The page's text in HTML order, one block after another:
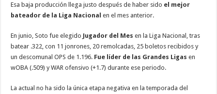
Esa baja producción llega justo después de haber sido el mejor
bateador de la Liga Nacional en el mes anterior.
En junio, Soto fue elegido Jugador del Mesen la Liga Nacional, tras
batear .322, con 11 jonrones, 20 remolcadas, 25 boletos recibidos y
un descomunal OPS de 1.196. Fue líder de las Grandes Ligas en
wOBA (.509) y WAR ofensivo (+1.7) durante ese periodo.
La actual no ha sido la única etapa negativa en la temporada del